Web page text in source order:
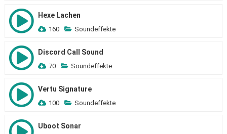
Hexe Lachen
160 Soundeffekte
Discord Call Sound
70 Soundeffekte
Vertu Signature
100 Soundeffekte
Uboot Sonar